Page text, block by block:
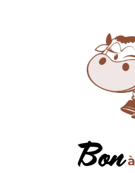
Bonà